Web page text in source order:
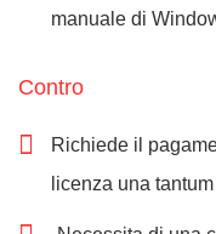
manuale di
Contro
Richiede il
licenza una tantum